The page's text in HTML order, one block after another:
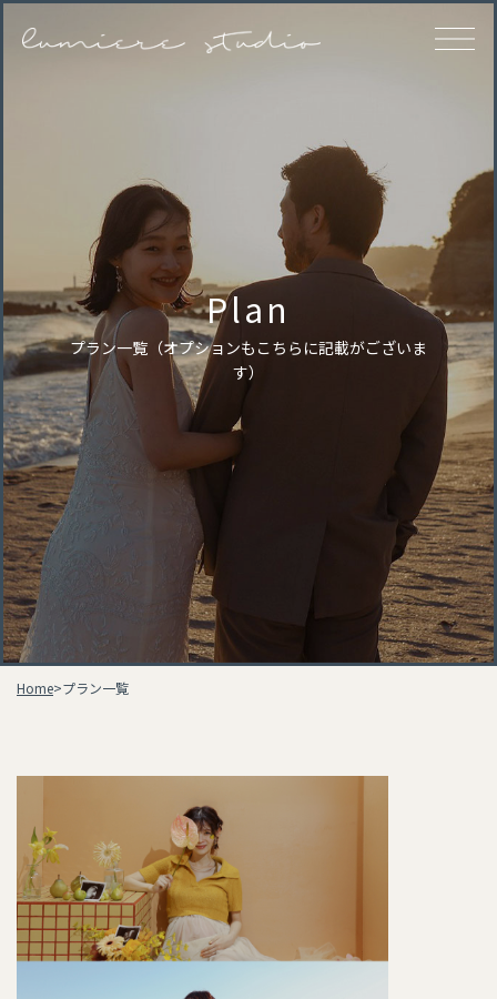
Plan
プラン一覧 （オプションもこちらに記載がございま
す）
Home>プラン一覧